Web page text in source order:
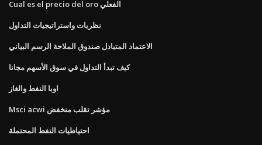
Cual es el precio del oro الفعلي
نظريات واستراتيجيات التداول
الاعتماد المتبادل صندوق الملاحة الرسم البياني
كيف تبدأ التداول في سوق الأسهم مجانا
اوبا النفط والغاز
Msci acwi مؤشر تقلب منخفض
احتياطيات النفط المحتملة